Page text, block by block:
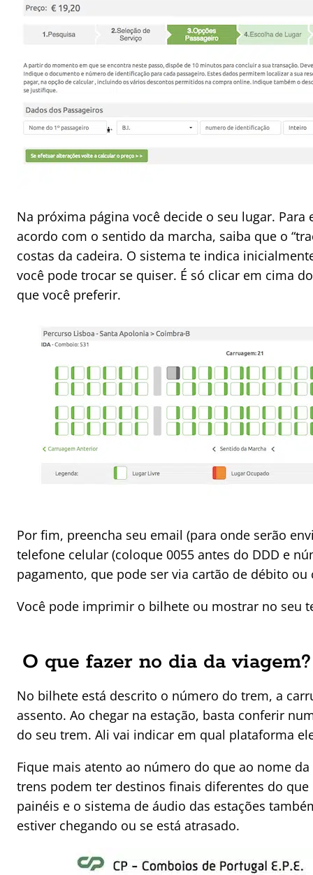
Na próxima página você decide o seu lugar. Para
acordo com o sentido da marcha, saiba que o
costas da cadeira. O sistema te indica
você pode trocar se quiser. É só clicar em cima
que você preferir.
Por fim, preencha seu email (para onde serão
telefone celular (coloque 0055 antes do DDD e
pagamento, que pode ser via cartão de débito
Você pode imprimir o bilhete ou mostrar no seu
O que fazer no dia da viagem?
No bilhete está descrito o número do trem, a
assento. Ao chegar na estação, basta conferir
do seu trem. Ali vai indicar em qual plataforma
Fique mais atento ao número do que ao nome
trens podem ter destinos finais diferentes do
painéis e o sistema de áudio das estações
estiver chegando ou se está atrasado.